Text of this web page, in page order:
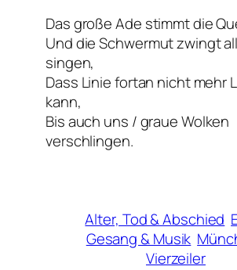
Das große Ade stimmt die
Und die Schwermut zwingt
singen,
Dass Linie fortan nicht mehr
kann,
Bis auch uns / graue Wolken
verschlingen.
Alter, Tod & Abschied
Gesang & Musik
Vierzeiler